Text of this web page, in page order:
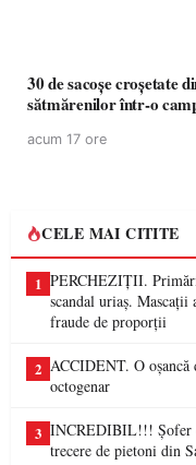
30 de sacoșe croșetate
sătmărenilor într-o
acum 17 ore
CELE MAI CITITE
1 PERCHEZIȚII.
scandal uriaș. Mascații
fraude de proporții
2 ACCIDENT. O oșancă
octogenar
3 INCREDIBIL!!! Șofer
trecere de pietoni din